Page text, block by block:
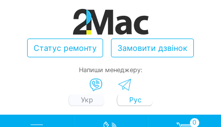
Статус ремонту Замовити дзвінок
Напиши менеджеру:
Укр Рус
0